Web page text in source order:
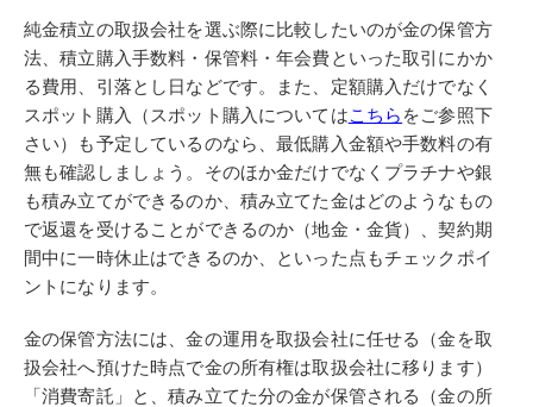
純金積立の取扱会社を選ぶ際に比較したいのが金の保管方
法、積立購入手数料・保管料・年会費といった取引にかか
る費用、引落とし日などです。また、定額購入だけでなく
スポット購入（スポット購入についてはこちら をご参照下
さい）も予定しているのなら、最低購入金額や手数料の有
無も確認しましょう。そのほか金だけでなくプラチナや銀
も積み立てができるのか、積み立てた金はどのようなもの
で返還を受けることができるのか（地金・金貨）、契約期
間中に一時休止はできるのか、といった点もチェックポイ
ントになります。
金の保管方法には、金の運用を取扱会社に任せる（金を取
扱会社へ預けた時点で金の所有権は取扱会社に移ります）
「消費寄託」と、積み立てた分の金が保管される（金の所